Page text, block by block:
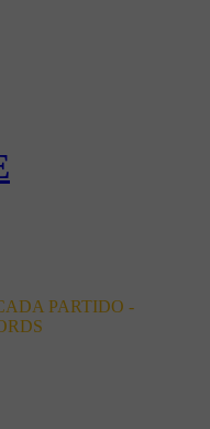
PARTIDO -